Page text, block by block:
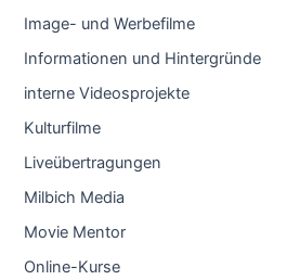
Image- und Werbefilme
Informationen und Hintergründe
interne Videosprojekte
Kulturfilme
Liveübertragungen
Milbich Media
Movie Mentor
Online-Kurse